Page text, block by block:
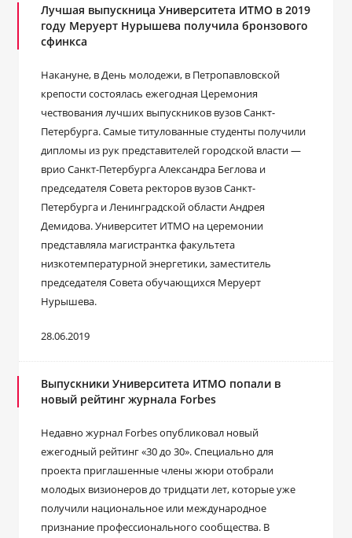
Лучшая выпускница Университета ИТМО в 2019
году Меруерт Нурышева получила бронзового
сфинкса
Накануне, в День молодежи, в Петропавловской
крепости состоялась ежегодная Церемония
чествования лучших выпускников вузов Санкт-
Петербурга. Самые титулованные студенты получили
дипломы из рук представителей городской власти —
врио Санкт-Петербурга Александра Беглова и
председателя Совета ректоров вузов Санкт-
Петербурга и Ленинградской области Андрея
Демидова. Университет ИТМО на церемонии
представляла магистрантка факультета
низкотемпературной энергетики, заместитель
председателя Совета обучающихся Меруерт
Нурышева.
28.06.2019
Выпускники Университета ИТМО попали в
новый рейтинг журнала Forbes
Недавно журнал Forbes опубликовал новый
ежегодный рейтинг «30 до 30». Специально для
проекта приглашенные члены жюри отобрали
молодых визионеров до тридцати лет, которые уже
получили национальное или международное
признание профессионального сообщества. В